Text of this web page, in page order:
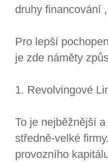
druhy financování
Pro lepší
je zde náměty
1. Revolvingové
To je nejběžnější
středně-velké
provozního